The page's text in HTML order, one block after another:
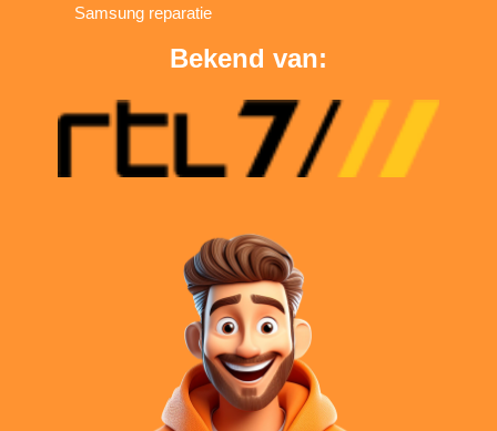
Samsung reparatie
Bekend van: